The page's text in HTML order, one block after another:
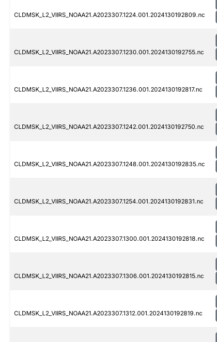
CLDMSK_L2_VIIRS_NOAA21.A2023307.1224.001.2024130192809.nc
CLDMSK_L2_VIIRS_NOAA21.A2023307.1230.001.2024130192755.nc
CLDMSK_L2_VIIRS_NOAA21.A2023307.1236.001.2024130192817.nc
CLDMSK_L2_VIIRS_NOAA21.A2023307.1242.001.2024130192750.nc
CLDMSK_L2_VIIRS_NOAA21.A2023307.1248.001.2024130192835.nc
CLDMSK_L2_VIIRS_NOAA21.A2023307.1254.001.2024130192831.nc
CLDMSK_L2_VIIRS_NOAA21.A2023307.1300.001.2024130192818.nc
CLDMSK_L2_VIIRS_NOAA21.A2023307.1306.001.2024130192815.nc
CLDMSK_L2_VIIRS_NOAA21.A2023307.1312.001.2024130192819.nc